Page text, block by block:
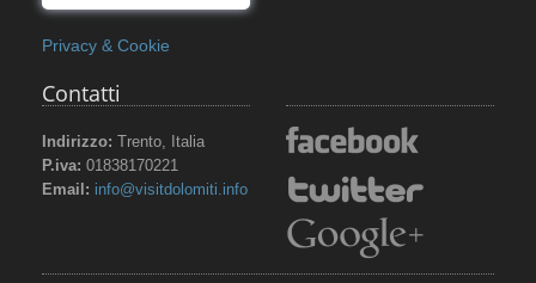
Privacy & Cookie
Contatti
Indirizzo: Trento, Italia
P.iva: 01838170221
Email: info@visitdolomiti.info